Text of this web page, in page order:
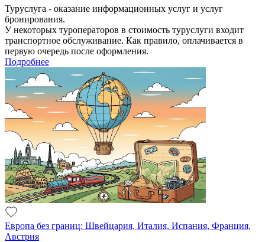
Туруслуга - оказание информационных услуг и услуг
бронирования.
У некоторых туроператоров в стоимость туруслуги входит
транспортное обслуживание. Как правило, оплачивается в
первую очередь после оформления.
Подробнее
Европа без границ: Швейцария, Италия, Испания, Франция,
Австрия